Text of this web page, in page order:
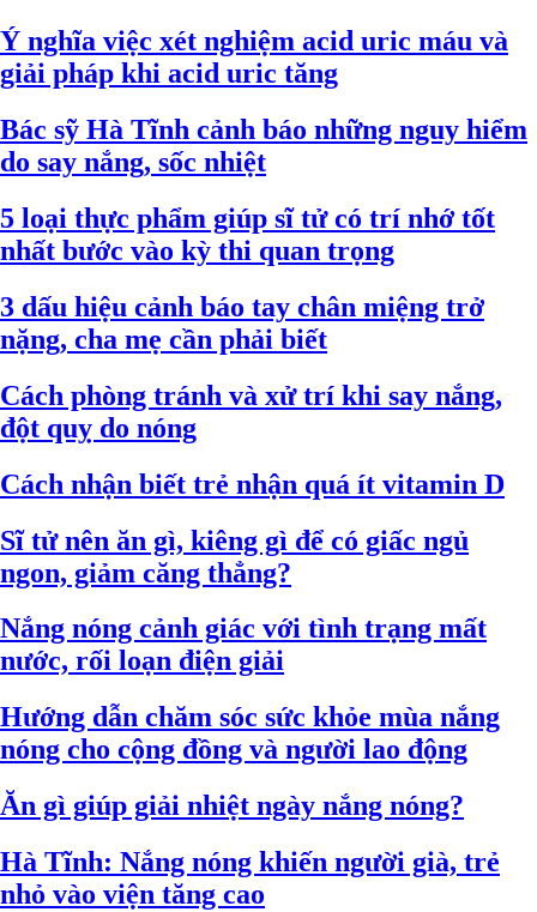
Ý nghĩa việc xét nghiệm acid uric máu và
giải pháp khi acid uric tăng
Bác sỹ Hà Tĩnh cảnh báo những nguy hiểm
do say nắng, sốc nhiệt
5 loại thực phẩm giúp sĩ tử có trí nhớ tốt
nhất bước vào kỳ thi quan trọng
3 dấu hiệu cảnh báo tay chân miệng trở
nặng, cha mẹ cần phải biết
Cách phòng tránh và xử trí khi say nắng,
đột quỵ do nóng
Cách nhận biết trẻ nhận quá ít vitamin D
Sĩ tử nên ăn gì, kiêng gì để có giấc ngủ
ngon, giảm căng thẳng?
Nắng nóng cảnh giác với tình trạng mất
nước, rối loạn điện giải
Hướng dẫn chăm sóc sức khỏe mùa nắng
nóng cho cộng đồng và người lao động
Ăn gì giúp giải nhiệt ngày nắng nóng?
Hà Tĩnh: Nắng nóng khiến người già, trẻ
nhỏ vào viện tăng cao